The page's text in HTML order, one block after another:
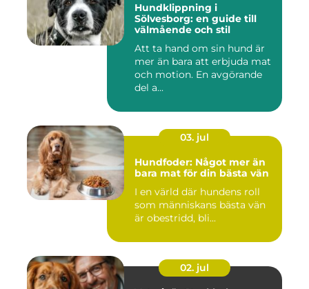
Hundklippning i
Sölvesborg: en guide till
välmående och stil
Att ta hand om sin hund är
mer än bara att erbjuda mat
och motion. En avgörande
del a...
03. jul
Hundfoder: Något mer än
bara mat för din bästa vän
I en värld där hundens roll
som människans bästa vän
är obestridd, bli...
02. jul